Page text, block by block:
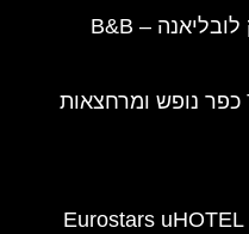
מלון בד אנד ברקפסט פארק לובליאנה – B&B
טרמה קאטז – Terme Catez כפר נופש ומרחצאות